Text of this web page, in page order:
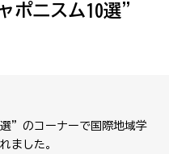
ポニスム10選”
”のコーナーで国際地域学
ました。